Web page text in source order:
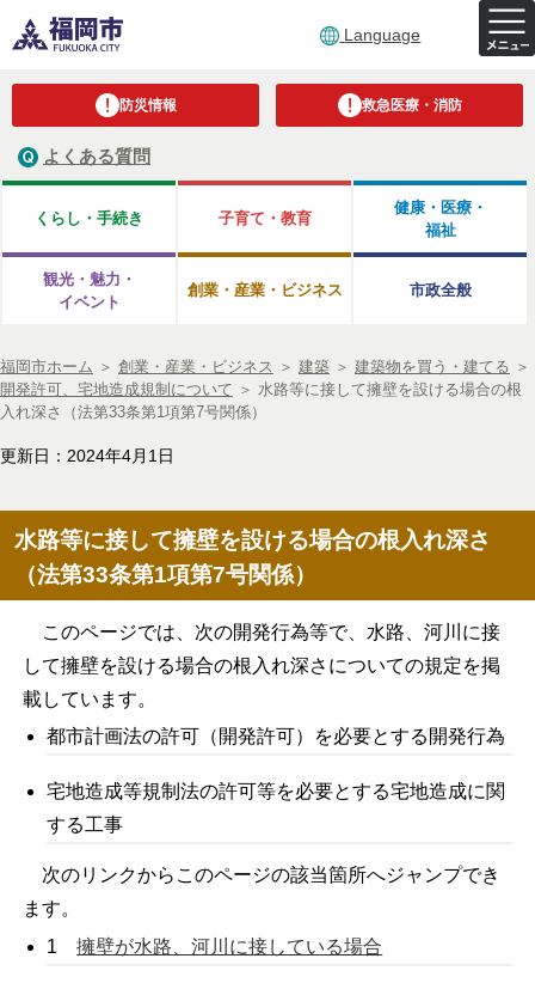
Language
防災情報 救急医療・消防
よくある質問
くらし・手続き 子育て・教育
健康・医療・
福祉
観光・魅力・
イベント
創業・産業・ビジネス 市政全般
福岡市ホーム ＞ 創業・産業・ビジネス ＞ 建築 ＞ 建築物を買う・建てる ＞
開発許可、宅地造成規制について ＞ 水路等に接して擁壁を設ける場合の根
入れ深さ（法第33条第1項第7号関係）
更新日：2024年4月1日
水路等に接して擁壁を設ける場合の根入れ深さ
（法第33条第1項第7号関係）
このページでは、次の開発行為等で、水路、河川に接
して擁壁を設ける場合の根入れ深さについての規定を掲
載しています。
都市計画法の許可（開発許可）を必要とする開発行為
宅地造成等規制法の許可等を必要とする宅地造成に関
する工事
次のリンクからこのページの該当箇所へジャンプでき
ます。
1擁壁が水路、河川に接している場合